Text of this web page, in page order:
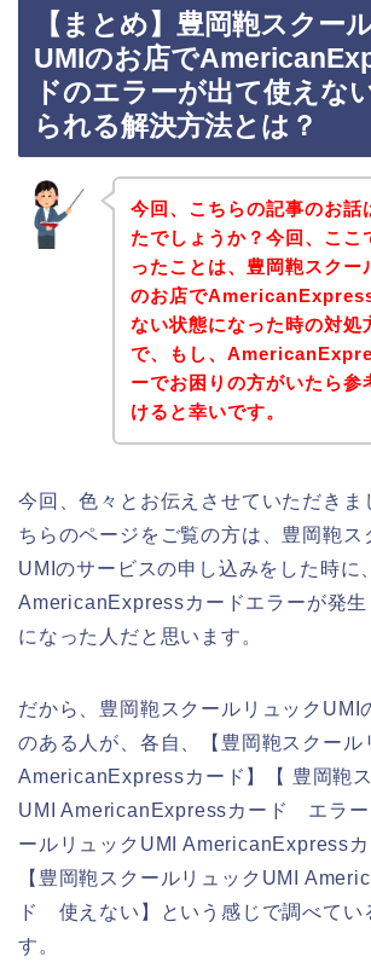
【まとめ】豊岡鞄スクー
UMIのお店で
ドのエラーが出て使えな
られる解決方法とは？
今回、こちらの記事のお話
たでしょうか？今回、ここ
ったことは、豊岡鞄スクー
のお店で
ない状態になった時の対処
で、もし、
ーでお困りの方がいたら参
けると幸いです。
今回、色々とお伝えさせていただきま
ちらのページをご覧の方は、豊岡鞄ス
UMIのサービスの申し込みをした時に、
AmericanExpressカードエラーが発
になった人だと思います。
だから、豊岡鞄スクールリュックUMI
のある人が、各自、【豊岡鞄スクール
AmericanExpressカード】【 豊岡鞄
UMI AmericanExpressカード エラー
ールリュックUMI AmericanExpress
【豊岡鞄スクールリュックUMI
ド 使えない】という感じで調べてい
す。